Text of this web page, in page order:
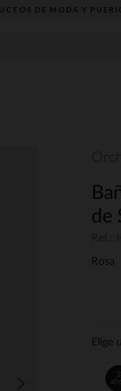
DE MODA Y
de
Rosa
Elige
3